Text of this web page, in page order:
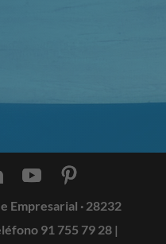
Empresarial · 28232
91 755 79 28|